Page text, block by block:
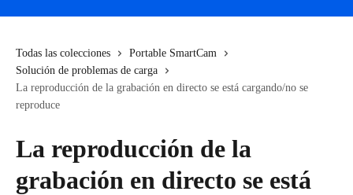
Todas las colecciones
Portable SmartCam
Solución de problemas de carga
La reproducción de la grabación en directo se está cargando/no se
reproduce
La reproducción de la
grabación en directo se está